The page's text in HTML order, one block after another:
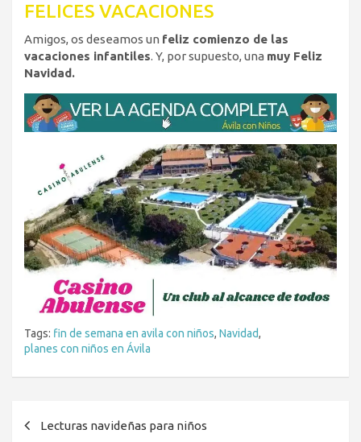
FELICES VACACIONES
Amigos, os deseamos un feliz comienzo de las
vacaciones infantiles. Y, por supuesto, una muy Feliz
Navidad.
Tags: fin de semana en avila con niños, Navidad,
planes con niños en Ávila
Lecturas navideñas para niños